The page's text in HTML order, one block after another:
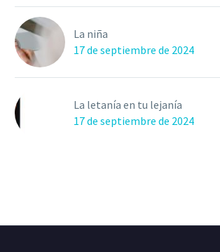
La niña
17 de septiembre de 2024
La letanía en tu lejanía
17 de septiembre de 2024